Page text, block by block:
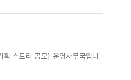
획 스토리 공모] 운영사무국입니